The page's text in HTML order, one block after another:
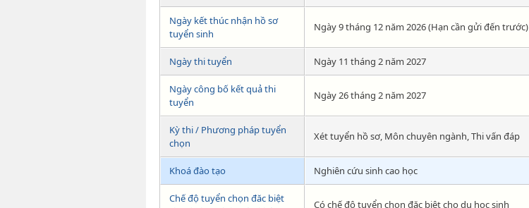
Ngày kết thúc nhận hồ sơ
tuyển sinh
Ngày 9 tháng 12 năm 2026 (Hạn cần gửi đến trước)
Ngày thi tuyển Ngày 11 tháng 2 năm 2027
Ngày công bố kết quả thi
tuyển
Ngày 26 tháng 2 năm 2027
Kỳ thi / Phương pháp tuyển
chọn
Xét tuyển hồ sơ, Môn chuyên ngành, Thi vấn đáp
Khoá đào tạo Nghiên cứu sinh cao học
Chế độ tuyển chọn đăc biệt
Có chế độ tuyển chọn đăc biệt cho du học sinh